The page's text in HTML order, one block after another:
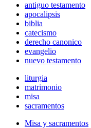
antiguo testamento
apocalipsis
biblia
catecismo
derecho canonico
evangelio
nuevo testamento
liturgia
matrimonio
misa
sacramentos
Misa y sacramentos